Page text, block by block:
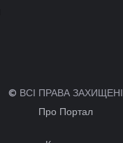
© ВСІ ПРАВА ЗАХИЩЕНІ
Про Портал